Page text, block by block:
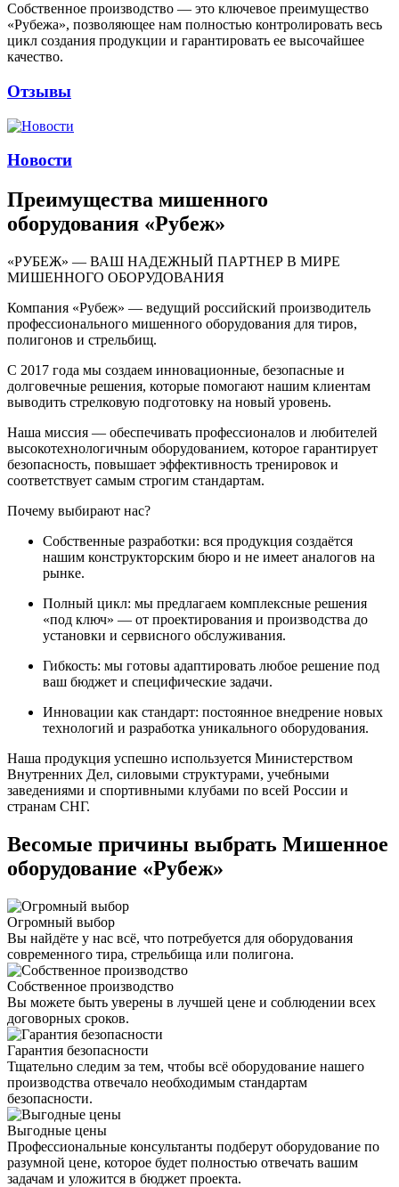
Собственное производство — это ключевое преимущество
«Рубежа», позволяющее нам полностью контролировать весь
цикл создания продукции и гарантировать ее высочайшее
качество.
Отзывы
Новости
Преимущества мишенного
оборудования «Рубеж»
«РУБЕЖ» — ВАШ НАДЕЖНЫЙ ПАРТНЕР В МИРЕ
МИШЕННОГО ОБОРУДОВАНИЯ
Компания «Рубеж» — ведущий российский производитель
профессионального мишенного оборудования для тиров,
полигонов и стрельбищ.
С 2017 года мы создаем инновационные, безопасные и
долговечные решения, которые помогают нашим клиентам
выводить стрелковую подготовку на новый уровень.
Наша миссия — обеспечивать профессионалов и любителей
высокотехнологичным оборудованием, которое гарантирует
безопасность, повышает эффективность тренировок и
соответствует самым строгим стандартам.
Почему выбирают нас?
Собственные разработки: вся продукция создаётся
нашим конструкторским бюро и не имеет аналогов на
рынке.
Полный цикл: мы предлагаем комплексные решения
«под ключ» — от проектирования и производства до
установки и сервисного обслуживания.
Гибкость: мы готовы адаптировать любое решение под
ваш бюджет и специфические задачи.
Инновации как стандарт: постоянное внедрение новых
технологий и разработка уникального оборудования.
Наша продукция успешно используется Министерством
Внутренних Дел, силовыми структурами, учебными
заведениями и спортивными клубами по всей России и
странам СНГ.
Весомые причины выбрать Мишенное
оборудование «Рубеж»
Огромный выбор
Вы найдёте у нас всё, что потребуется для оборудования
современного тира, стрельбища или полигона.
Собственное производство
Вы можете быть уверены в лучшей цене и соблюдении всех
договорных сроков.
Гарантия безопасности
Тщательно следим за тем, чтобы всё оборудование нашего
производства отвечало необходимым стандартам
безопасности.
Выгодные цены
Профессиональные консультанты подберут оборудование по
разумной цене, которое будет полностью отвечать вашим
задачам и уложится в бюджет проекта.